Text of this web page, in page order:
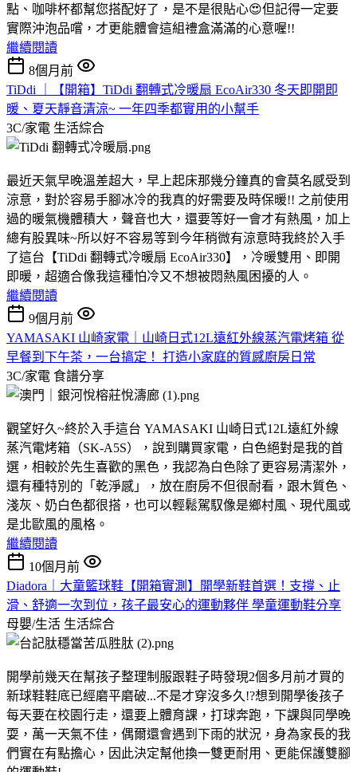
點、咖啡杯都幫您搭配好了，是不是很貼心😍但記得一定要
實際沖泡品嚐，才更能體會這組禮盒滿滿的心意喔!!
繼續閱讀
8個月前
TiDdi ｜【開箱】TiDdi 翻轉式冷暖扇 EcoAir330 冬天即開即
暖、夏天靜音清涼~ 一年四季都實用的小幫手
3C/家電 生活綜合
最近天氣早晚溫差超大，早上起床那幾分鐘真的會莫名感受到
涼意，對於容易手腳冰冷的我真的好需要及時保暖!! 之前使用
過的暖氣機體積大，聲音也大，還要等好一會才有熱風，加上
總有股異味~所以好不容易等到今年稍微有涼意時我終於入手
了這台【TiDdi 翻轉式冷暖扇 EcoAir330】，冷暖雙用、即開
即暖，超適合像我這種怕冷又不想被悶熱風困擾的人。
繼續閱讀
9個月前
YAMASAKI 山崎家電｜山崎日式12L遠紅外線蒸汽電烤箱 從
早餐到下午茶，一台搞定！ 打造小家庭的質感廚房日常
3C/家電 食譜分享
觀望好久~終於入手這台 YAMASAKI 山崎日式12L遠紅外線
蒸汽電烤箱（SK-A5S），說到購買家電，白色絕對是我的首
選，相較於先生喜歡的黑色，我認為白色除了更容易清潔外，
還有種特別的「乾淨感」，放在廚房不但很耐看，跟木質色、
淺灰、奶白色都很搭，也可以輕鬆駕馭像是鄉村風、現代風或
是北歐風的風格。
繼續閱讀
10個月前
Diadora｜大童籃球鞋【開箱實測】開學新鞋首選！支撐、止
滑、舒適一次到位，孩子最安心的運動夥伴 學童運動鞋分享
母嬰/生活 生活綜合
開學前幾天在幫孩子整理制服跟鞋子時發現2個多月前才買的
新球鞋鞋底已經磨平磨破...不是才穿沒多久!?想到開學後孩子
每天要在校園行走，還要上體育課，打球奔跑，下課與同學晚
耍，萬一天氣不佳，偶爾還會遇到下雨的狀況，身為家長的我
們實在有點擔心，因此決定幫他換一雙更耐用、更能保護雙腳